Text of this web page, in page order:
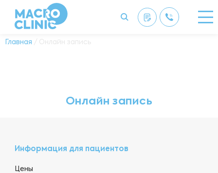
Главная / Онлайн запись
Онлайн запись
Информация для пациентов
Цены